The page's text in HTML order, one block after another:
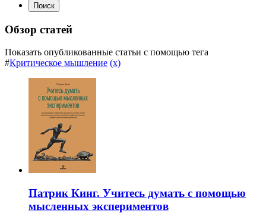
Поиск
Обзор статей
Показать опубликованные статьи с помощью тега
#Критическое мышление (x)
Патрик Кинг. Учитесь думать с помощью
мысленных экспериментов